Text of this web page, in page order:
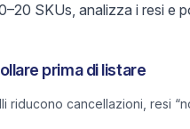
SKUs, analizza i resi e
prima di listare
riducono cancellazioni, resi